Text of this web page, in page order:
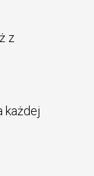
z
każdej